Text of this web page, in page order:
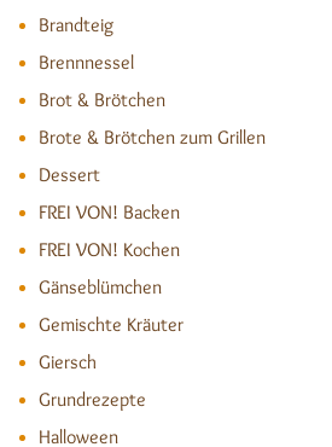
Brandteig
Brennnessel
Brot & Brötchen
Brote & Brötchen zum Grillen
Dessert
FREI VON! Backen
FREI VON! Kochen
Gänseblümchen
Gemischte Kräuter
Giersch
Grundrezepte
Halloween